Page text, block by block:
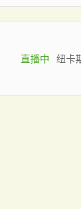
直播中